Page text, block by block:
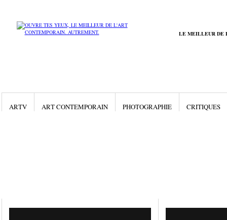
LE MEILLEUR DE
Gallery
ARTV ART CONTEMPORAIN PHOTOGRAPHIE CRITIQUES